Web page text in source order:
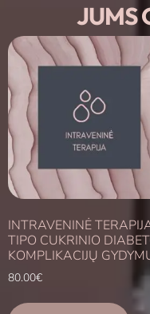
JUMS
INTRAVENINĖ
TIPO CUKRINIO
KOMPLIKACIJŲ
80.00€